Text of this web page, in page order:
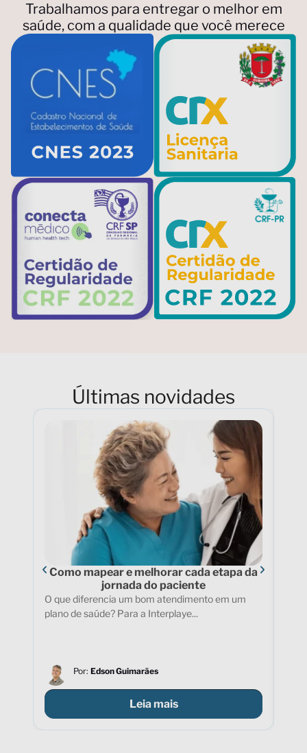
Trabalhamos para entregar o melhor em
saúde, com a qualidade que você merece
Últimas novidades
Como mapear e melhorar cada etapa da
jornada do paciente
O que diferencia um bom atendimento em um
plano de saúde? Para a Interplaye...
Por: Edson Guimarães
Leia mais